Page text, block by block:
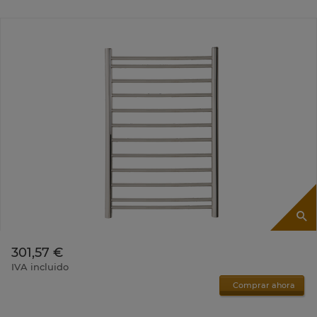
301,57 €
IVA incluido
Comprar ahora